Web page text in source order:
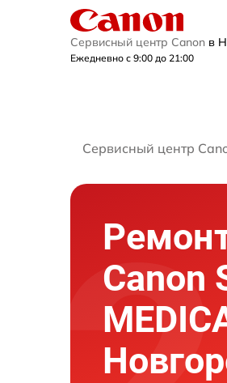
Сервисный центр Canon в
Ежедневно с 9:00 до 21:00
Сервисный центр
Canon